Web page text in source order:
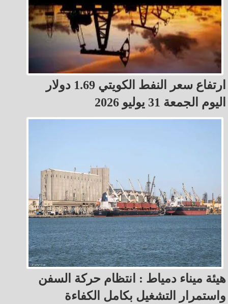
ارتفاع سعر النفط الكويتي 1.69 دولار
اليوم الجمعة 31 يوليو 2026
هيئة ميناء دمياط : انتظام حركة السفن
واستمرار التشغيل بكامل الكفاءة